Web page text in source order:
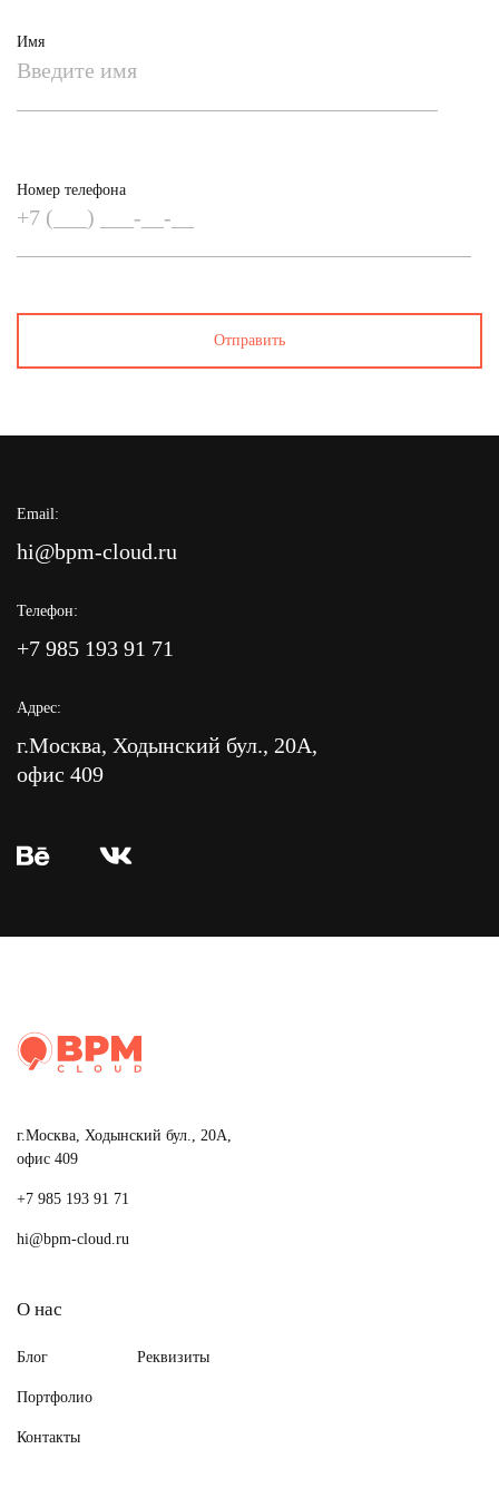
Имя
Номер телефона
Email:
hi@bpm-cloud.ru
Телефон:
+7 985 193 91 71
Адрес:
г.Москва, Ходынский бул., 20А,
офис 409
г.Москва, Ходынский бул., 20А,
офис 409
+7 985 193 91 71
hi@bpm-cloud.ru
О нас
Блог
Портфолио
Контакты
Реквизиты